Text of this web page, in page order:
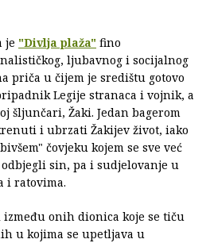
je "Divlja plaža" fino
ljubavnog i socijalnog
priča u čijem je središtu gotovo
Legije stranaca i vojnik, a
šljunčari, Žaki. Jedan bagerom
i ubrzati Žakijev život, iako
čovjeku kojem se sve već
sin, pa i sudjelovanje u
i ratovima.
onih dionica koje se tiču
u kojima se upetljava u